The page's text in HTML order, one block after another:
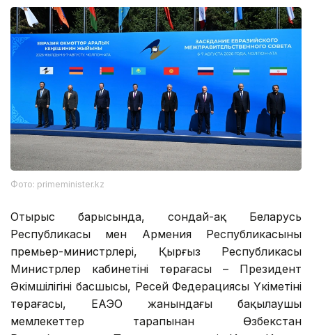
Фото: primeminister.kz
Отырыс барысында, сондай-ақ Беларусь
Республикасы мен Армения Республикасының
премьер-министрлері, Қырғыз Республикасы
Министрлер кабинетінің төрағасы – Президент
Әкімшілігінің басшысы, Ресей Федерациясы Үкіметінің
төрағасы, ЕАЭО жанындағы бақылаушы
мемлекеттер тарапынан Өзбекстан